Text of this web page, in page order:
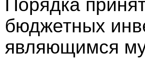
Порядка
бюджетных
являющимся